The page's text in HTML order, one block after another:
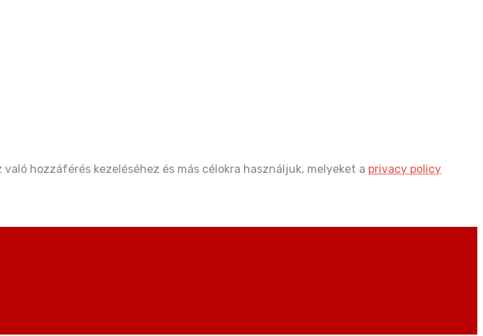
hozzáférés kezeléséhez és más célokra használjuk, melyeket a privacy policy